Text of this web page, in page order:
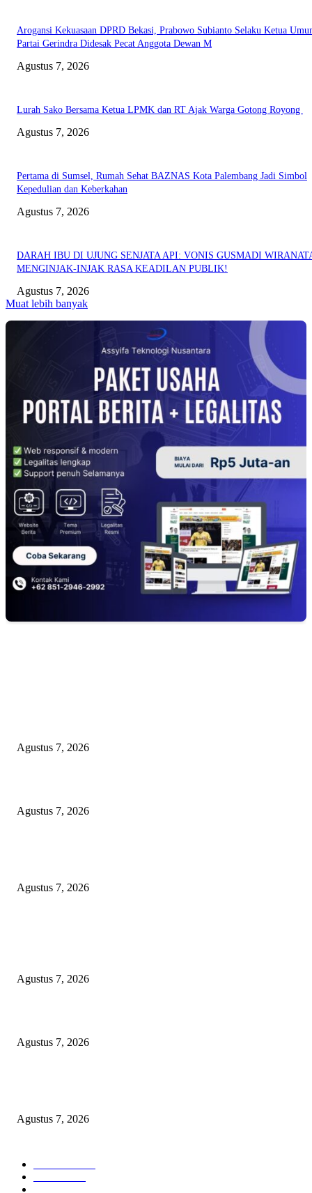
Arogansi Kekuasaan DPRD Bekasi, Prabowo Subianto Selaku Ketua
Partai Gerindra Didesak Pecat Anggota Dewan M
Agustus 7, 2026
Lurah Sako Bersama Ketua LPMK dan RT Ajak Warga Gotong Royong
Agustus 7, 2026
Pertama di Sumsel, Rumah Sehat BAZNAS Kota Palembang Jadi Simbol
Kepedulian dan Keberkahan
Agustus 7, 2026
DARAH IBU DI UJUNG SENJATA API: VONIS GUSMADI
MENGINJAK-INJAK RASA KEADILAN PUBLIK!
Agustus 7, 2026
Muat lebih banyak
Agustus 7, 2026
Agustus 7, 2026
Agustus 7, 2026
Agustus 7, 2026
Agustus 7, 2026
Agustus 7, 2026